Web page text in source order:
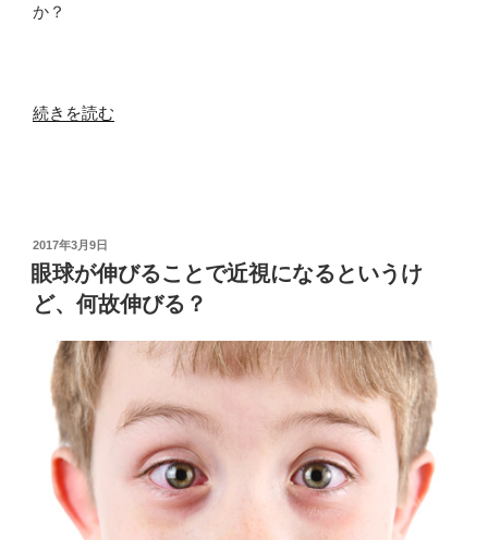
か？”
か？
“「調
て
一
体
の？”
続きを読む
投
稿
日:
2017年3月9日
眼球が伸びることで近視になるというけ
ど、何故伸びる？